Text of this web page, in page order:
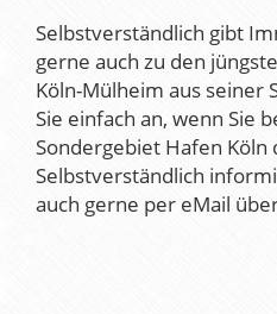
Selbstverständlich gibt
gerne auch zu den
Köln-Mülheim aus seiner
Sie einfach an, wenn Sie
Sondergebiet Hafen Köln
Selbstverständlich
auch gerne per eMail